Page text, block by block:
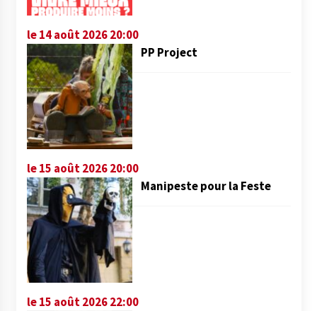
le 14 août 2026 20:00
PP Project
le 15 août 2026 20:00
Manipeste pour la Feste
le 15 août 2026 22:00